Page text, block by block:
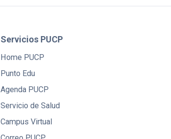
Servicios PUCP
Home PUCP
Punto Edu
Agenda PUCP
Servicio de Salud
Campus Virtual